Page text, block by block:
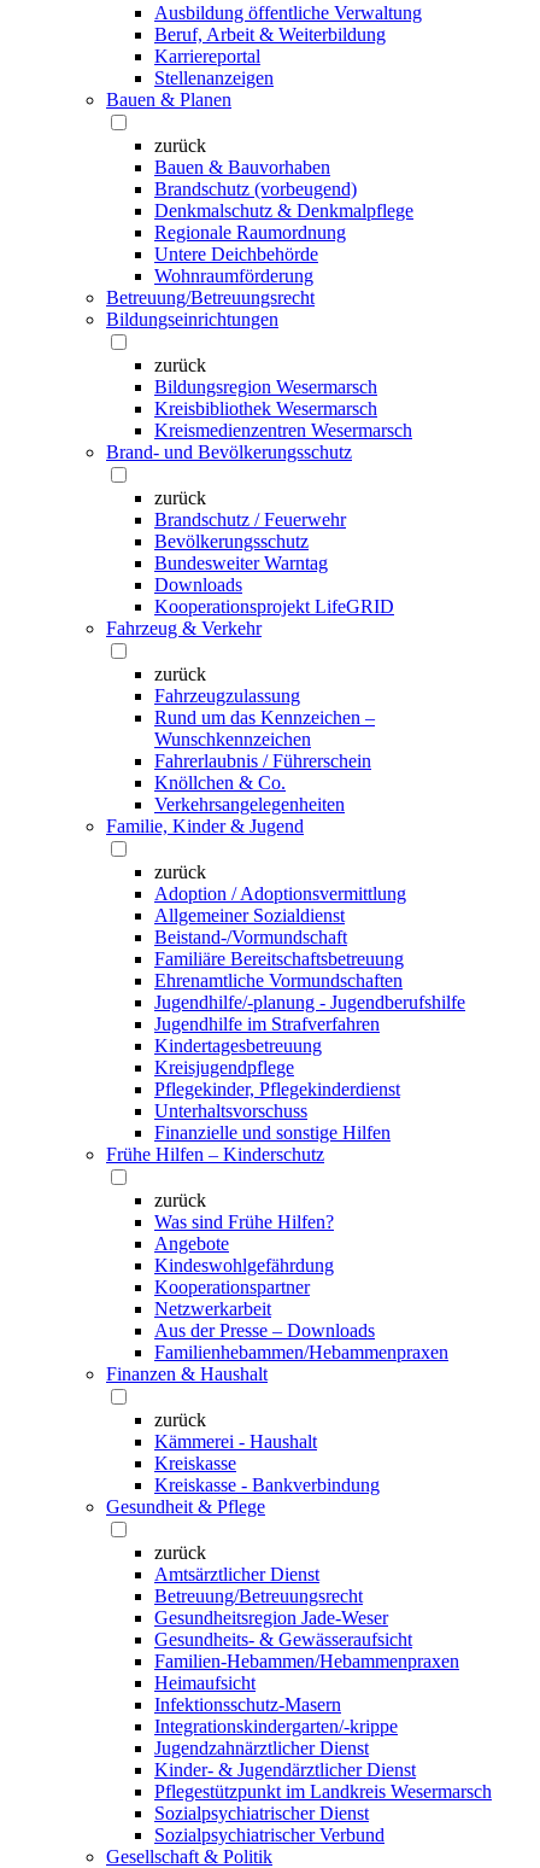
Ausbildung öffentliche Verwaltung
Beruf, Arbeit & Weiterbildung
Karriereportal
Stellenanzeigen
Bauen & Planen
zurück
Bauen & Bauvorhaben
Brandschutz (vorbeugend)
Denkmalschutz & Denkmalpflege
Regionale Raumordnung
Untere Deichbehörde
Wohnraumförderung
Betreuung/Betreuungsrecht
Bildungseinrichtungen
zurück
Bildungsregion Wesermarsch
Kreisbibliothek Wesermarsch
Kreismedienzentren Wesermarsch
Brand- und Bevölkerungsschutz
zurück
Brandschutz / Feuerwehr
Bevölkerungsschutz
Bundesweiter Warntag
Downloads
Kooperationsprojekt LifeGRID
Fahrzeug & Verkehr
zurück
Fahrzeugzulassung
Rund um das Kennzeichen –
Wunschkennzeichen
Fahrerlaubnis / Führerschein
Knöllchen & Co.
Verkehrsangelegenheiten
Familie, Kinder & Jugend
zurück
Adoption / Adoptionsvermittlung
Allgemeiner Sozialdienst
Beistand-/Vormundschaft
Familiäre Bereitschaftsbetreuung
Ehrenamtliche Vormundschaften
Jugendhilfe/-planung - Jugendberufshilfe
Jugendhilfe im Strafverfahren
Kindertagesbetreuung
Kreisjugendpflege
Pflegekinder, Pflegekinderdienst
Unterhaltsvorschuss
Finanzielle und sonstige Hilfen
Frühe Hilfen – Kinderschutz
zurück
Was sind Frühe Hilfen?
Angebote
Kindeswohlgefährdung
Kooperationspartner
Netzwerkarbeit
Aus der Presse – Downloads
Familienhebammen/Hebammenpraxen
Finanzen & Haushalt
zurück
Kämmerei - Haushalt
Kreiskasse
Kreiskasse - Bankverbindung
Gesundheit & Pflege
zurück
Amtsärztlicher Dienst
Betreuung/Betreuungsrecht
Gesundheitsregion Jade-Weser
Gesundheits- & Gewässeraufsicht
Familien-Hebammen/Hebammenpraxen
Heimaufsicht
Infektionsschutz-Masern
Integrationskindergarten/-krippe
Jugendzahnärztlicher Dienst
Kinder- & Jugendärztlicher Dienst
Pflegestützpunkt im Landkreis Wesermarsch
Sozialpsychiatrischer Dienst
Sozialpsychiatrischer Verbund
Gesellschaft & Politik